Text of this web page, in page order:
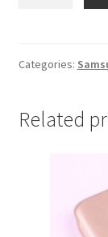
Note20
Categories:
Related